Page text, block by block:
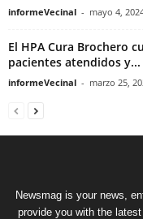
informeVecinal - mayo 4,
El HPA Cura Brochero
pacientes atendidos y...
informeVecinal - marzo 25,
Newsmag is your news,
provide you with the